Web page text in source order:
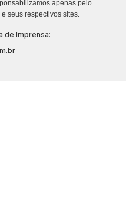
apenas pelo
e seus respectivos sites.
de Imprensa: